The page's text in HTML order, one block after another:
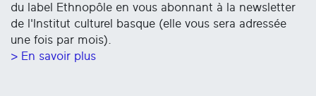
du label Ethnopôle en vous abonnant à la newsletter
de l'Institut culturel basque (elle vous sera adressée
une fois par mois).
> En savoir plus